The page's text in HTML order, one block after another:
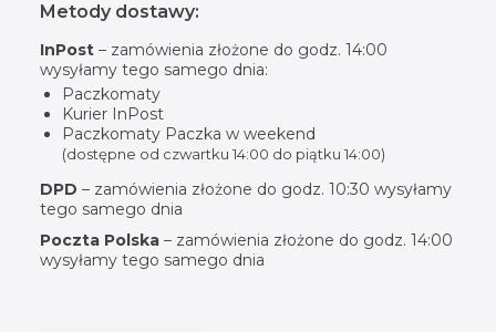
Metody dostawy:
InPost – zamówienia złożone do godz. 14:00
wysyłamy tego samego dnia:
Paczkomaty
Kurier InPost
Paczkomaty Paczka w weekend
(dostępne od czwartku 14:00 do piątku 14:00)
DPD – zamówienia złożone do godz. 10:30 wysyłamy
tego samego dnia
Poczta Polska – zamówienia złożone do godz. 14:00
wysyłamy tego samego dnia